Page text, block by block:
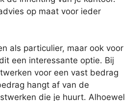
op maat voor ieder
als particulier, maar ook voor
een interessante optie. Bij
voor een vast bedrag
hangt af van de
die je huurt. Alhoewel